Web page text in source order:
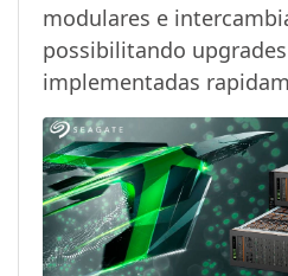
modulares e
possibilitando
implementadas